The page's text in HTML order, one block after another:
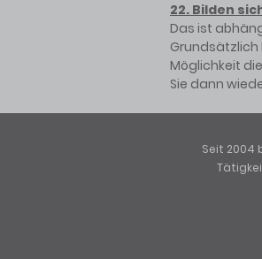
22. Bilden
Das ist
Grundsätzlich
Möglichkeit
Sie dann
Seit 2004